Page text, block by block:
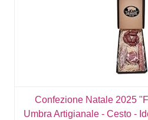
Confezione Natale 2025
Umbra Artigianale - Cesto -